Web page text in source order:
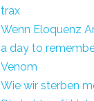
trax
Wenn Eloquenz
a day to
Venom
Wie wir sterben